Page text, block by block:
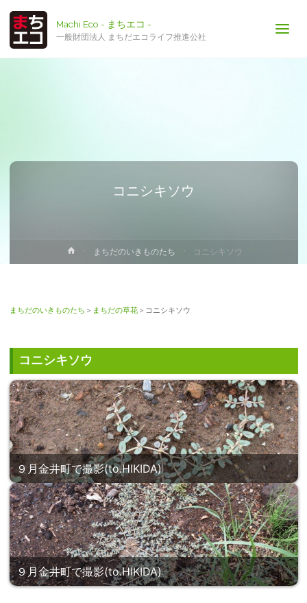
Machi Eco - まちエコ -
一般財団法人 まちだエコライフ推進公社
コニシキソウ
ー
まちだのいきものたち コニシキソウ
まちだのいきものたち ＞ まちだの草花＞コニシキソウ
コニシキソウ
９月金井町で撮影(to.HIKIDA)
９月金井町で撮影(to.HIKIDA)